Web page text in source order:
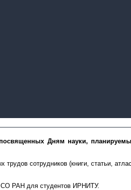
посвященных Дням науки,
сотрудников (книги, статьи,
СО РАН для студентов ИРНИТУ.